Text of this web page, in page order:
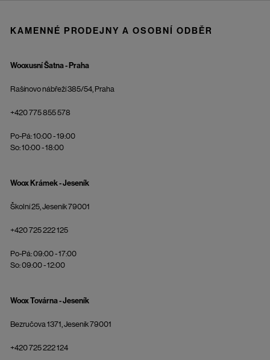
KAMENNÉ PRODEJNY A OSOBNÍ ODBĚR
Wooxusní Šatna - Praha
Rašínovo nábřeží 385/54, Praha
+420 775 855 578
Po-Pá: 10:00 - 19:00
So: 10:00 - 18:00
Woox Krámek - Jeseník
Školní 25, Jeseník 79001
+420 725 222 125
Po-Pá: 09:00 - 17:00
So: 09:00 - 12:00
Woox Továrna - Jeseník
Bezručova 1371, Jeseník 79001
+420 725 222 124